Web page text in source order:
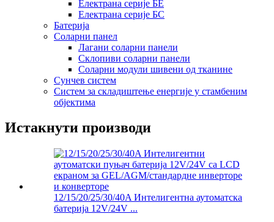
Електрана серије БЕ
Електрана серије БС
Батерија
Соларни панел
Лагани соларни панели
Склопиви соларни панели
Соларни модули шивени од тканине
Сунчев систем
Систем за складиштење енергије у стамбеним
објектима
Истакнути производи
12/15/20/25/30/40A Интелигентна аутоматска
батерија 12V/24V ...